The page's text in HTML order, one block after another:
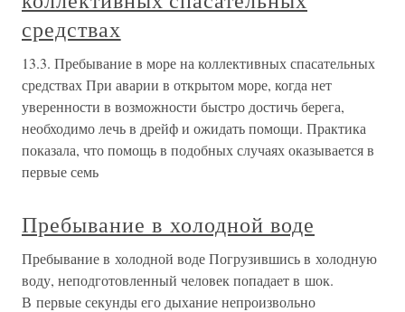
средствах
13.3. Пребывание в море на коллективных спасательных
средствах При аварии в открытом море, когда нет
уверенности в возможности быстро достичь берега,
необходимо лечь в дрейф и ожидать помощи. Практика
показала, что помощь в подобных случаях оказывается в
первые семь
Пребывание в холодной воде
Пребывание в холодной воде Погрузившись в холодную
воду, неподготовленный человек попадает в шок.
В первые секунды его дыхание непроизвольно